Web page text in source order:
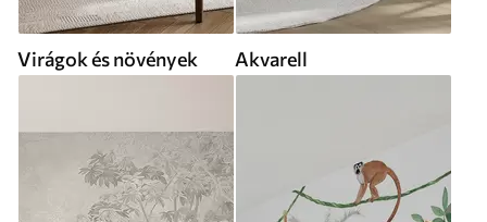
Virágok és növények Akvarell